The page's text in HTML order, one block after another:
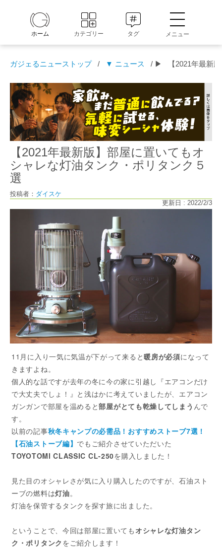
ホーム カテゴリー タグ メニュー
ガジェるニューストップ / ▼ ニュース / ▶ 【2021年最新
【2021年最新版】部屋に置いてもオ
シャレな灯油タンク・ポリタンク５
選
投稿者： ダイスケ
更新日 : 2022/2/3
11月に入り一気に気温が下がって来ると暖房が必須になって
きますよね。
個人的な話ですが去年の冬に今の家に引越し『エアコンだけ
で大丈夫でしょ！』と浅はかに考えていましたが、エアコン
ガンガンで部屋を温めると部屋がとても乾燥してしまう んで
す。
以前の記事秋冬キャンプの必需品！おすすめストーブ7選！
【石油ストーブ編】 でもご紹介させていただいた
TOYOTOMI CLASSIC CL-250を購入しました！
見た目のオシャレさが気に入り購入したのですが、石油スト
ーブの燃料は灯油。
灯油を保管するタンクを探す旅に出ました。
ということで、今回は部屋に置いても オシャレな灯油タン
ク・ポリタンク をご紹介します！